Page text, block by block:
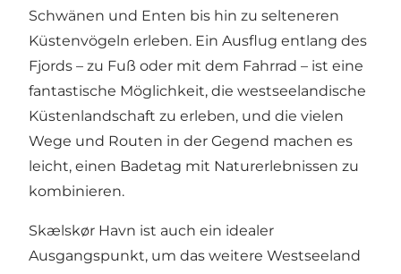
Schwänen und Enten bis hin zu selteneren
Küstenvögeln erleben. Ein Ausflug entlang des
Fjords – zu Fuß oder mit dem Fahrrad – ist eine
fantastische Möglichkeit, die westseelandische
Küstenlandschaft zu erleben, und die vielen
Wege und Routen in der Gegend machen es
leicht, einen Badetag mit Naturerlebnissen zu
kombinieren.
Skælskør Havn ist auch ein idealer
Ausgangspunkt, um das weitere Westseeland